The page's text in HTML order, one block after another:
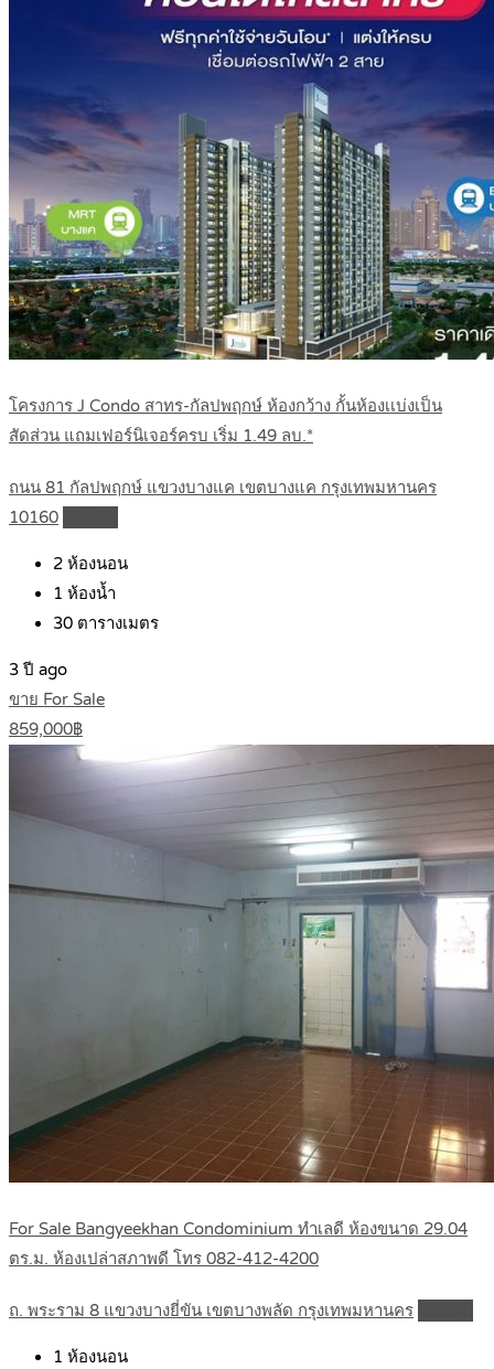
โครงการ J Condo สาทร-กัลปพฤกษ์ ห้องกว้าง กั้นห้องเเบ่งเป็น
สัดส่วน แถมเฟอร์นิเจอร์ครบ เริ่ม 1.49 ลบ.*
ถนน 81 กัลปพฤกษ์ แขวงบางแค เขตบางแค กรุงเทพมหานคร
10160
2 ห้องนอน
1 ห้องน้ำ
30 ตารางเมตร
3 ปี ago
ขาย For Sale
859,000฿
For Sale Bangyeekhan Condominium ทำเลดี ห้องขนาด 29.04
ตร.ม. ห้องเปล่าสภาพดี โทร 082-412-4200
ถ. พระราม 8 แขวงบางยี่ขัน เขตบางพลัด กรุงเทพมหานคร
1 ห้องนอน